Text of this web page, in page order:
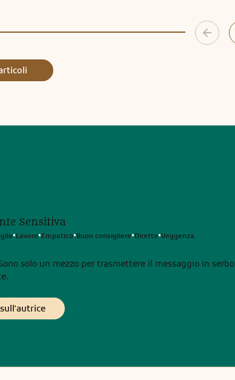
Sensitiva
•Lavoro•Empatico•Buon consigliere•Diretto•Veggenza
solo un mezzo per trasmettere il messaggio in serbo